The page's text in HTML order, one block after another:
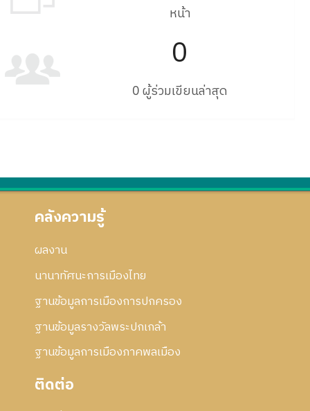
หน้า
0
0 ผู้ร่วมเขียนล่าสุด
คลังความรู้
ผลงาน
นานาทัศนะการเมืองไทย
ฐานข้อมูลการเมืองการปกครอง
ฐานข้อมูลรางวัลพระปกเกล้า
ฐานข้อมูลการเมืองภาคพลเมือง
ติดต่อ